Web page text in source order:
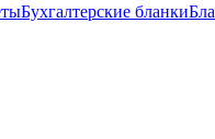
Бухгалтерские бланки